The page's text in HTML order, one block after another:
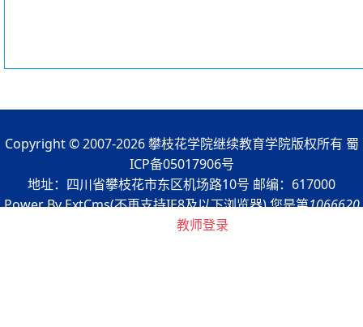
Copyright © 2007-2026 攀枝花学院继续教育学院版权所有 蜀
ICP备05017906号
地址：四川省攀枝花市东区机场路10号 邮编：617000
Power By ExtCms(不再支持IE8及以下浏览器) 您是第1066620
教师登录